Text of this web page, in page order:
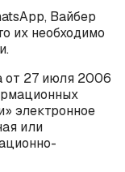
Вайбер
их необходимо
от 27 июля 2006
электронное
или